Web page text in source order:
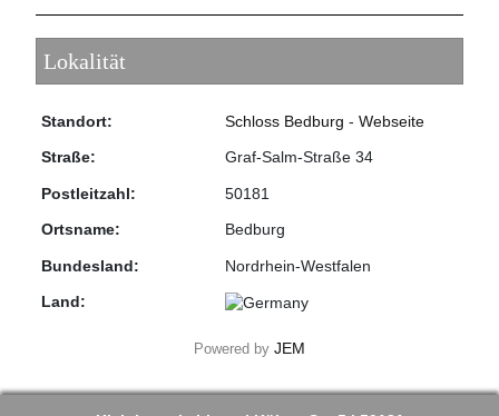
Lokalität
Standort: Schloss Bedburg -Webseite
Straße: Graf-Salm-Straße 34
Postleitzahl: 50181
Ortsname: Bedburg
Bundesland: Nordrhein-Westfalen
Land:
Powered by JEM